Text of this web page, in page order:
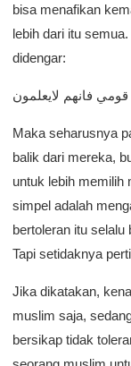
bisa menafikan
lebih dari itu
didengar:
قومي فانهم لايعلمون
Maka seharusnya
balik dari mereka,
untuk lebih memilih
simpel adalah
bertoleran itu selalu
Tapi setidaknya
Jika dikatakan,
muslim saja,
bersikap tidak